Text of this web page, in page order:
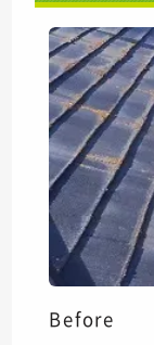
Before